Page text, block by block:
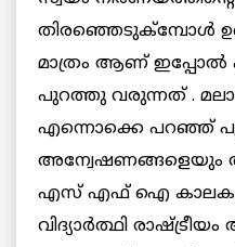
തിരഞ്ഞെടുക്മ്പോള്‍
മാത്രം ആണ്
പുറത്തു വരുന്നത് .
എന്നൊക്കെ പറഞ്ഞ്
അന്വേഷണങ്ങളെയും
എസ് എഫ് ഐ
വിദ്യാര്‍ത്ഥി